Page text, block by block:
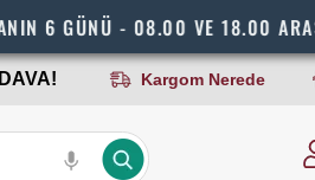
- 08.00 VE 18.00 ARASI CANLI
Kargom Nerede